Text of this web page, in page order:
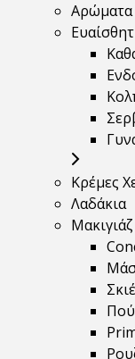
Αρώματα
Κρέμες
Λαδάκια
Μακιγιάζ